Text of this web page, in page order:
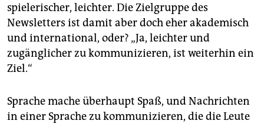
spielerischer, leichter. Die Zielgruppe des
Newsletters ist damit aber doch eher akademisch
und international, oder? „Ja, leichter und
zugänglicher zu kommunizieren, ist weiterhin ein
Ziel.“
Sprache mache überhaupt Spaß, und Nachrichten
in einer Sprache zu kommunizieren, die die Leute